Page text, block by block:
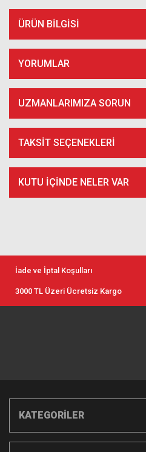
ÜRÜN BILGISI
YORUMLAR
UZMANLARIMIZA SORUN
TAKSIT SEÇENEKLERI
KUTU İÇİNDE NELER VAR
İade ve İptal Koşulları
3000 TL Üzeri Ücretsiz Kargo
KATEGORİLER